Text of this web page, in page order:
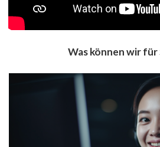
Was können wir für